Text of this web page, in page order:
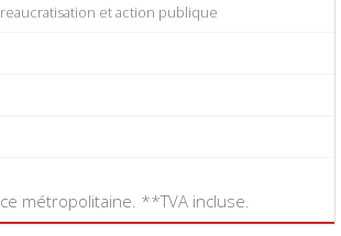
et action publique
métropolitaine. **TVA incluse.